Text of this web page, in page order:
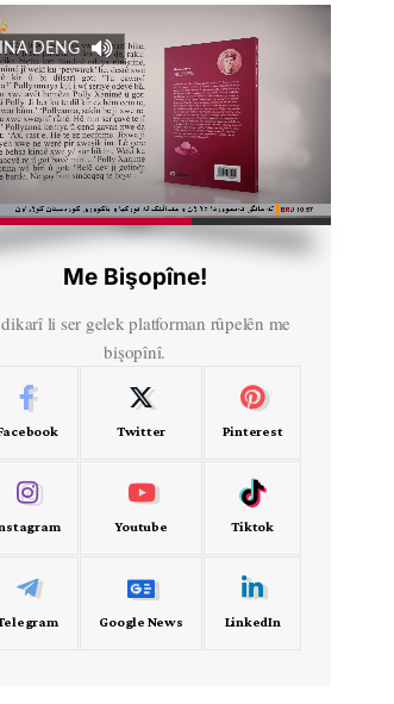
DENG
Me Bişopîne!
li ser gelek platforman rûpelên me
bişopînî.
Twitter Pinterest
Youtube Tiktok
Google News LinkedIn